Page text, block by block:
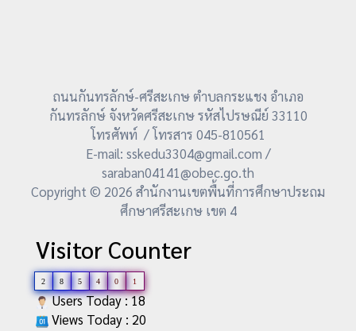
ถนนกันทรลักษ์-ศรีสะเกษ ตำบลกระแชง อำเภอ
กันทรลักษ์ จังหวัดศรีสะเกษ รหัสไปรษณีย์ 33110
โทรศัพท์ / โทรสาร 045-810561
E-mail: sskedu3304@gmail.com /
saraban04141@obec.go.th
Copyright © 2026 สำนักงานเขตพื้นที่การศึกษาประถม
ศึกษาศรีสะเกษ เขต 4
Visitor Counter
2 8 5 4 0 1
Users Today : 18
Views Today : 20